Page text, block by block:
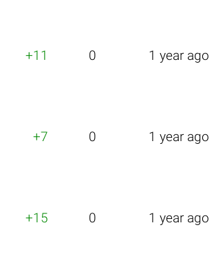
+11 0 1 year ago
+7 0 1 year ago
+15 0 1 year ago